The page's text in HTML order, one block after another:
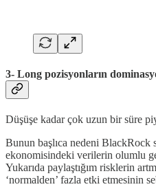
3- Long pozisyonların
Düşüşe kadar çok uzun bir süre
Bunun başlıca nedeni
ekonomisindeki verilerin olumlu
Yukarıda paylaştığım risklerin
‘normalden’ fazla etki etmesinin